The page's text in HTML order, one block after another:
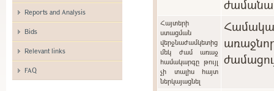
Reports and Analysis
Bids
Relevant links
FAQ
Հայտերի
ստացման
վերջնաժամկետից
մեկ ժամ առաջ
համակարգը թույլ
չի տալիս հայտ
ներկայացնել